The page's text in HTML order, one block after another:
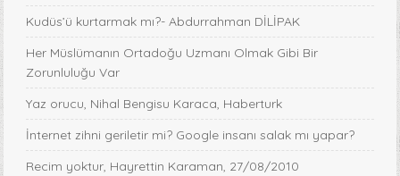
Kudüs’ü kurtarmak mı?- Abdurrahman DİLİPAK
Her Müslümanın Ortadoğu Uzmanı Olmak Gibi Bir
Zorunluluğu Var
Yaz orucu, Nihal Bengisu Karaca, Haberturk
İnternet zihni geriletir mi? Google insanı salak mı yapar?
Recim yoktur, Hayrettin Karaman, 27/08/2010